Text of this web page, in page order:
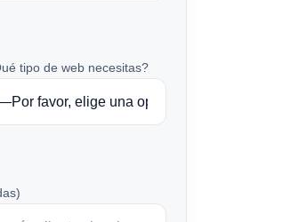
tipo de web necesitas?